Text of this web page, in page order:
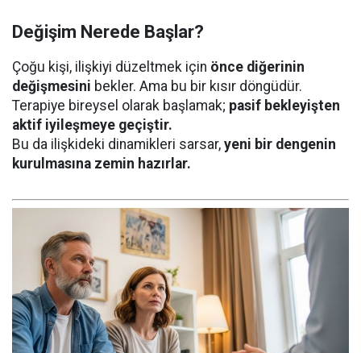
Değişim Nerede Başlar?
Çoğu kişi, ilişkiyi düzeltmek için önce diğerinin
değişmesini bekler. Ama bu bir kısır döngüdür.
Terapiye bireysel olarak başlamak; pasif bekleyişten
aktif iyileşmeye geçiştir.
Bu da ilişkideki dinamikleri sarsar, yeni bir dengenin
kurulmasına zemin hazırlar.